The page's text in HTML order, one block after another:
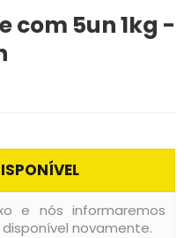
com 5un 1kg -
e nós informaremos
novamente.